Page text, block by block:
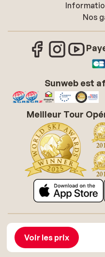
Voir les prix
Nos
Sunweb est
Meilleur Tour
À propos de
Conditions générales
Déclaration d'accessibilité